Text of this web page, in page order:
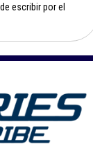
escribir por el